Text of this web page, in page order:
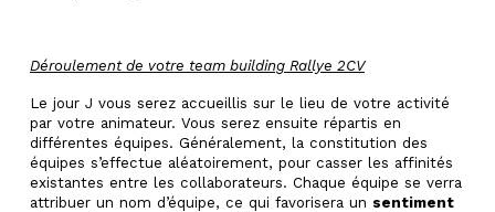
Déroulement de votre team building Rallye 2CV
Le jour J vous serez accueillis sur le lieu de votre activité
par votre animateur. Vous serez ensuite répartis en
différentes équipes. Généralement, la constitution des
équipes s’effectue aléatoirement, pour casser les affinités
existantes entre les collaborateurs. Chaque équipe se verra
attribuer un nom d’équipe, ce qui favorisera un sentiment